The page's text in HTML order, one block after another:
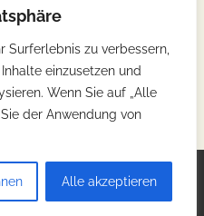
Surferlebnis zu verbessern,
einzusetzen und
Wenn Sie auf „Alle
der Anwendung von
Alle akzeptieren
Städten weltweit nach
über Flugverbindungen
Unverzichtbare traditionelle
Impressum
|